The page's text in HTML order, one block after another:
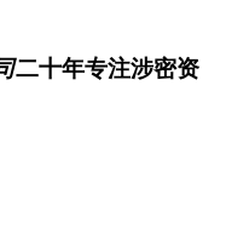
二十年专注涉密资